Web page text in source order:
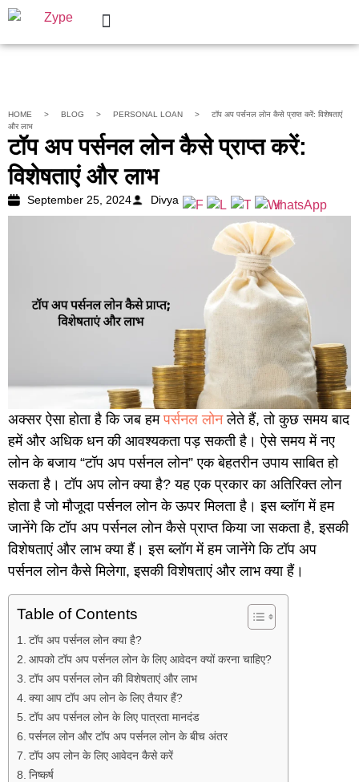
HOME > BLOG > PERSONAL LOAN >
टॉप अप पर्सनल लोन कैसे प्राप्त करें: विशेषताएं
और लाभ
टॉप अप पर्सनल लोन कैसे प्राप्त करें:
विशेषताएं और लाभ
September 25, 2024 Divya
अक्सर ऐसा होता है कि जब हमपर्सनल लोनलेते हैं, तो कुछ समय बाद
हमें और अधिक धन की आवश्यकता पड़ सकती है। ऐसे समय में नए
लोन के बजाय “टॉप अप पर्सनल लोन” एक बेहतरीन उपाय साबित हो
सकता है।टॉप अप लोन क्या है? यह एक प्रकार का अतिरिक्त लोन
होता है जो मौजूदा पर्सनल लोन के ऊपर मिलता है। इस ब्लॉग में हम
जानेंगे कि टॉप अप पर्सनल लोन कैसे प्राप्त किया जा सकता है, इसकी
विशेषताएं और लाभ क्या हैं। इस ब्लॉग में हम जानेंगे कि टॉप अप
पर्सनललोन कैसे मिलेगा, इसकी विशेषताएं और लाभ क्या हैं।
Table of Contents
टॉप अप पर्सनल लोन क्या है?
आपको टॉप अप पर्सनल लोन के लिए आवेदन क्यों करना चाहिए?
टॉप अप पर्सनल लोन की विशेषताएं और लाभ
क्या आप टॉप अप लोन के लिए तैयार हैं?
टॉप अप पर्सनल लोन के लिए पात्रता मानदंड
पर्सनल लोन और टॉप अप पर्सनल लोन के बीच अंतर
टॉप अप लोन के लिए आवेदन कैसे करें
निष्कर्ष